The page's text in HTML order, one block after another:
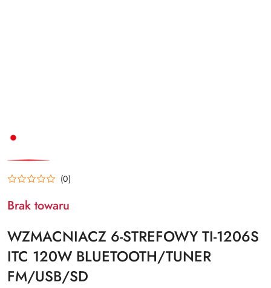
NAZWA
(0)
Brak towaru
WZMACNIACZ 6-STREFOWY TI-1206S
ITC 120W BLUETOOTH/TUNER
FM/USB/SD